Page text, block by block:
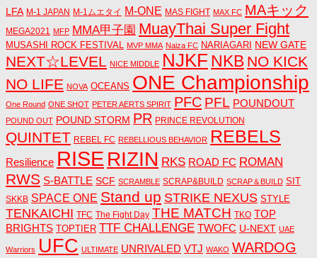
LFA M-1 JAPAN M-1ムエタイ M-ONE MAS FIGHT MAX FC MAキック
MEGA2021 MFP MMA甲子園 MuayThai Super Fight
MUSASHI ROCK FESTIVAL MVP MMA Naiza FC NARIAGARI NEW GATE
NEXT☆LEVEL NICE MIDDLE NJKF NKB NO KICK
NO LIFE NOVA OCEANS ONE Championship
One Round ONE SHOT PETER AERTS SPIRIT PFC PFL POUNDOUT
POUND OUT POUND STORM PR PRINCE REVOLUTION
QUINTET REBEL FC REBELLIOUS BEHAVIOR REBELS
Resilience RISE RIZIN RKS ROAD FC ROMAN
RWS S-BATTLE SCF SCRAMBLE SCRAP&BUILD SCRAP＆BUILD SIT
SKKB SPACE ONE Stand up STRIKE NEXUS STYLE
TENKAICHI TFC The Fight Day THE MATCH TKO TOP
BRIGHTS TOPTIER TTF CHALLENGE TWOFC U-NEXT UAE
Warriors UFC ULTIMATE UNRIVALED VTJ WAKO WARDOG